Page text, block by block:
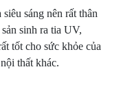
sáng nên rất thân
sinh ra tia UV,
tốt cho sức khỏe của
thất khác.